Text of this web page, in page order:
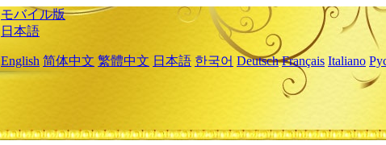
モバイル版
日本語
English 简体中文 繁體中文 日本語 한국어 Deutsch Français Italiano